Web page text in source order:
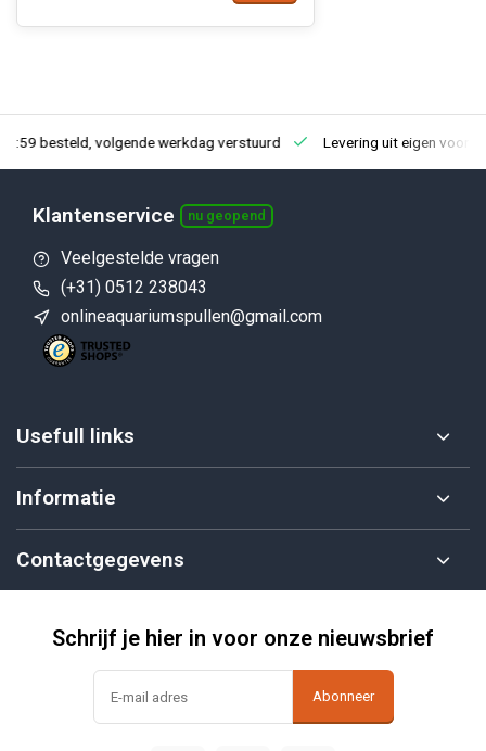
besteld, volgende werkdag verstuurd Levering uit eigen
Klantenservice nu geopend
Veelgestelde vragen
(+31) 0512 238043
onlineaquariumspullen@gmail.com
Usefull links
Informatie
Contactgegevens
Schrijf je hier in voor onze nieuwsbrief
Abonneer